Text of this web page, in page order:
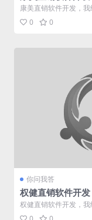
康美直销软件开发，
直销软件行业多年，有
0 0
你问我答
权健直销软件开发
权健直销软件开发，
直销软件行业多年，有